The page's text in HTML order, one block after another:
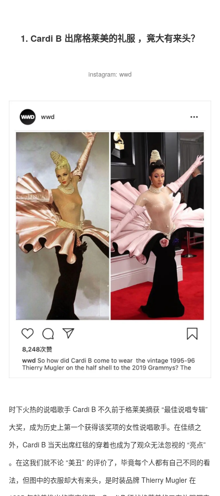
1. Cardi B 出席格莱美的礼服 ，竟大有来头？
instagram: wwd
时下火热的说唱歌手 Cardi B 不久前于格莱美摘获 “最佳说唱专辑”
大奖，成为历史上第一个获得该奖项的女性说唱歌手。在佳绩之
外，Cardi B 当天出席红毯的穿着也成为了观众无法忽视的 “亮点”
。在这我们就不论 “美丑” 的评价了，毕竟每个人都有自己不同的看
法，但图中的衣服却大有来头，是时装品牌 Thierry Mugler 在